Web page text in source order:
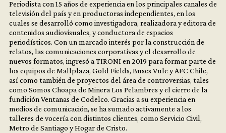
Periodista con 15 años de experiencia en los principales canales de
televisión del país y en productoras independientes, en los
cuales se desarrolló como investigadora, realizadora y editora de
contenidos audiovisuales, y conductora de espacios
periodísticos. Con un marcado interés por la construcción de
relatos, las comunicaciones corporativas y el desarrollo de
nuevos formatos, ingresó a TIRONI en 2019 para formar parte de
los equipos de Mallplaza, Gold Fields, Buses Vule y AFC Chile,
así como también de proyectos del área de controversias, tales
como Somos Choapa de Minera Los Pelambres y el cierre de la
fundición Ventanas de Codelco. Gracias a su experiencia en
medios de comunicación, se ha sumado activamente a los
talleres de vocería con distintos clientes, como Servicio Civil,
Metro de Santiago y Hogar de Cristo.